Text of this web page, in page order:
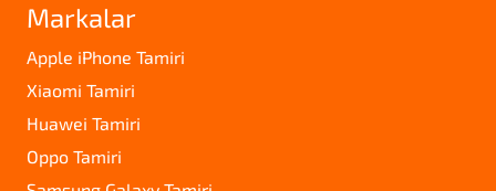
Markalar
Apple iPhone Tamiri
Xiaomi Tamiri
Huawei Tamiri
Oppo Tamiri